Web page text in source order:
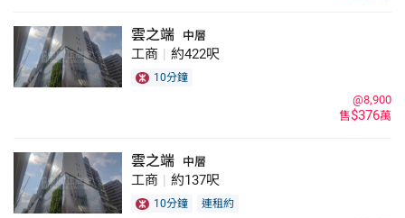
雲之端 中層
工商 約422呎
10分鐘
售$376萬
@8,900
雲之端 中層
工商 約137呎
10分鐘 連租約